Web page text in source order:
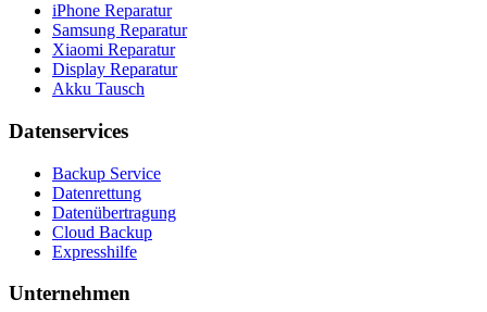
iPhone Reparatur
Samsung Reparatur
Xiaomi Reparatur
Display Reparatur
Akku Tausch
Datenservices
Backup Service
Datenrettung
Datenübertragung
Cloud Backup
Expresshilfe
Unternehmen